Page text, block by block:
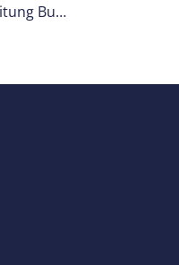
Willkommen im Team: Arne Tyb’l übernimmt die Leitung Business Development bei InSignA